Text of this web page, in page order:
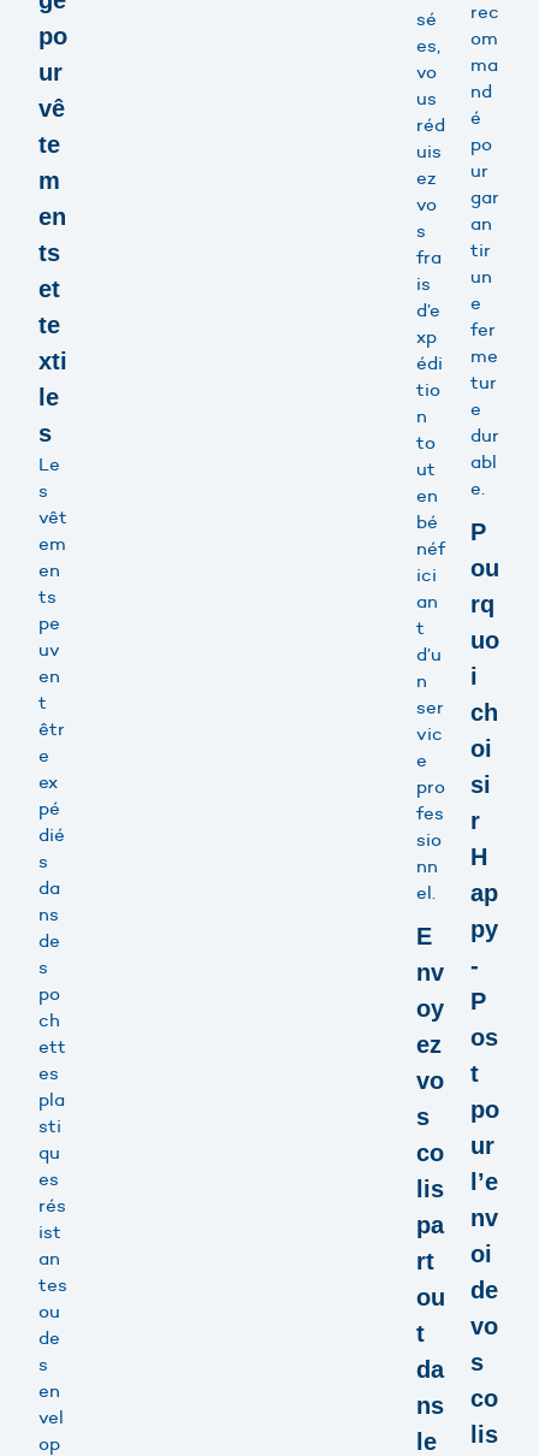
po
ur
vê
te
m
en
ts
et
te
xti
le
s
Le
s
vêt
em
en
ts
pe
uv
en
t
êtr
e
ex
pé
dié
s
da
ns
de
s
po
ch
ett
es
pla
sti
qu
es
rés
ist
an
tes
ou
de
s
en
vel
op
sé
es,
vo
us
réd
uis
ez
vo
s
fra
is
d’e
xp
édi
tio
n
to
ut
en
bé
néf
ici
an
t
d’u
n
ser
vic
e
pro
fes
sio
nn
el.
E
nv
oy
ez
vo
s
co
lis
pa
rt
ou
t
da
ns
le
rec
om
ma
nd
é
po
ur
gar
an
tir
un
e
fer
me
tur
e
dur
abl
e.
P
ou
rq
uo
i
ch
oi
si
r
H
ap
py
-
P
os
t
po
ur
l’e
nv
oi
de
vo
s
co
lis